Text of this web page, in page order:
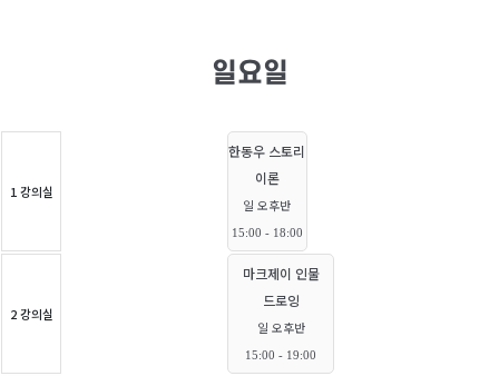
일요일
1 강의실
한동우 스토리
이론
일 오후반
15:00 - 18:00
2 강의실
마크제이 인물
드로잉
일 오후반
15:00 - 19:00